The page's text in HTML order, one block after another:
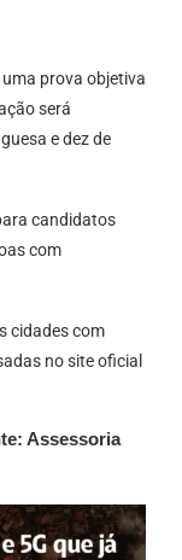
prova objetiva
será
e dez de
candidatos
com
cidades com
no site oficial
Assessoria